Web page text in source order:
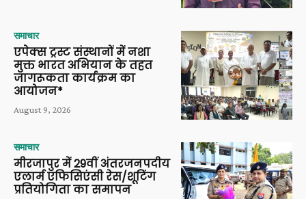
समाचार
एपेक्स ट्रस्ट संस्थानों में नशा
मुक्त भारत अभियान के तहत
जागरूकता कार्यक्रम का
आयोजन*
August 9, 2026
समाचार
मीरजापुर में 29वीं अंतरजनपदीय
एलार्म एफिसिएंसी रेस/शूटिंग
प्रतियोगिता का समापन